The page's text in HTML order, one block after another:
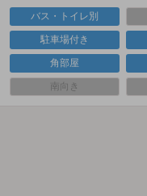
バス・トイレ別
駐車場付き
角部屋
南向き